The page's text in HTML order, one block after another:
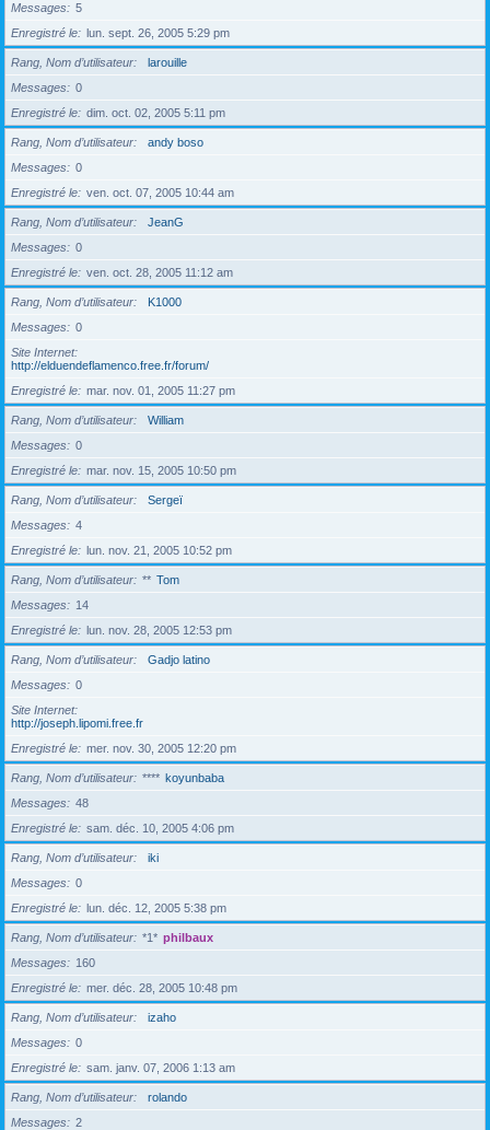
Messages
5
Enregistré le
lun. sept. 26, 2005 5:29 pm
Rang, Nom d’utilisateur
larouille
Messages
0
Enregistré le
dim. oct. 02, 2005 5:11 pm
Rang, Nom d’utilisateur
andy boso
Messages
0
Enregistré le
ven. oct. 07, 2005 10:44 am
Rang, Nom d’utilisateur
JeanG
Messages
0
Enregistré le
ven. oct. 28, 2005 11:12 am
Rang, Nom d’utilisateur
K1000
Messages
0
Site Internet
http://elduendeflamenco.free.fr/forum/
Enregistré le
mar. nov. 01, 2005 11:27 pm
Rang, Nom d’utilisateur
William
Messages
0
Enregistré le
mar. nov. 15, 2005 10:50 pm
Rang, Nom d’utilisateur
Sergeï
Messages
4
Enregistré le
lun. nov. 21, 2005 10:52 pm
Rang, Nom d’utilisateur ** Tom
Messages
14
Enregistré le
lun. nov. 28, 2005 12:53 pm
Rang, Nom d’utilisateur
Gadjo latino
Messages
0
Site Internet
http://joseph.lipomi.free.fr
Enregistré le
mer. nov. 30, 2005 12:20 pm
Rang, Nom d’utilisateur **** koyunbaba
Messages
48
Enregistré le
sam. déc. 10, 2005 4:06 pm
Rang, Nom d’utilisateur
iki
Messages
0
Enregistré le
lun. déc. 12, 2005 5:38 pm
Rang, Nom d’utilisateur *1* philbaux
Messages
160
Enregistré le
mer. déc. 28, 2005 10:48 pm
Rang, Nom d’utilisateur
izaho
Messages
0
Enregistré le
sam. janv. 07, 2006 1:13 am
Rang, Nom d’utilisateur
rolando
Messages
2